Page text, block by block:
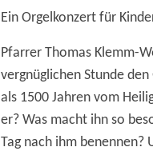
Ein Orgelkonzert für
Pfarrer Thomas Klemm-
vergnüglichen Stunde
als 1500 Jahren vom
er? Was macht ihn so
Tag nach ihm benennen?